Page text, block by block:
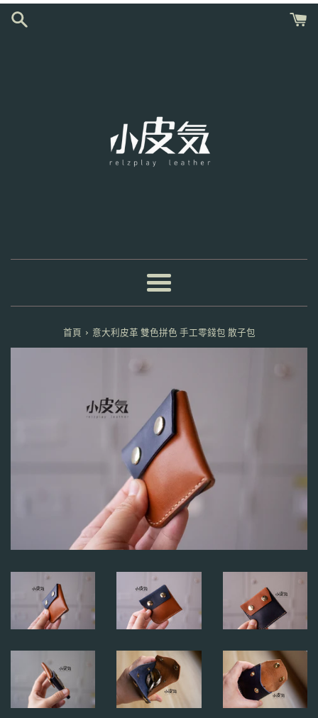
跳
選
單
首頁 › 意大利皮革 雙色拼色 手工零錢包 散子包